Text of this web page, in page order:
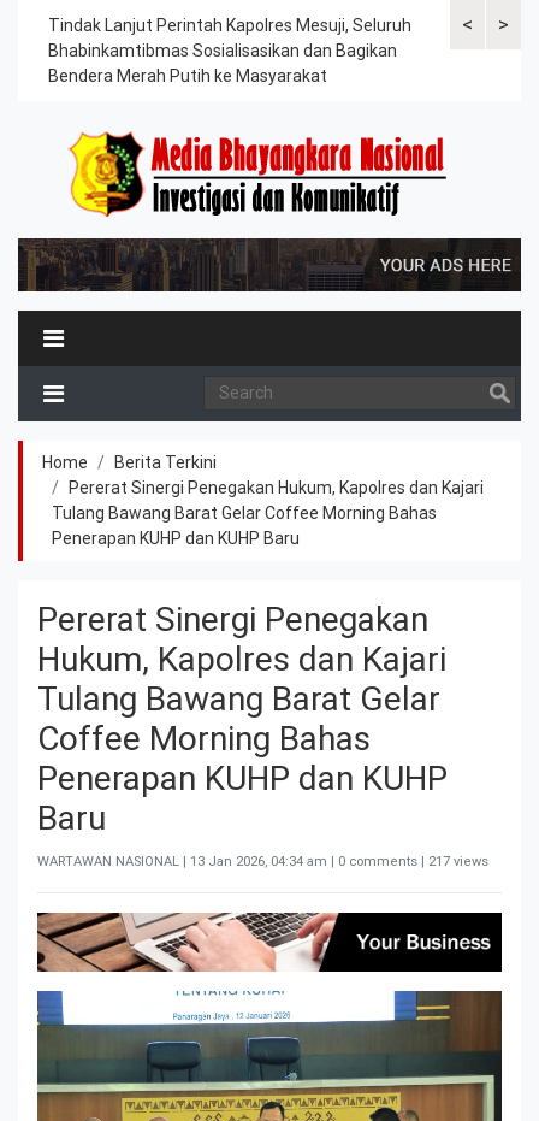
<
Tindak Lanjut Perintah Kapolres Mesuji, Seluruh
Bhabinkamtibmas Sosialisasikan dan Bagikan
Bendera Merah Putih ke Masyarakat
Sat Lantas
>
Home
Berita Terkini
Pererat Sinergi Penegakan Hukum, Kapolres dan Kajari
Tulang Bawang Barat Gelar Coffee Morning Bahas
Penerapan KUHP dan KUHP Baru
Pererat Sinergi Penegakan
Hukum, Kapolres dan Kajari
Tulang Bawang Barat Gelar
Coffee Morning Bahas
Penerapan KUHP dan KUHP
Baru
WARTAWAN NASIONAL | 13 Jan 2026, 04:34 am | 0 comments | 217 views